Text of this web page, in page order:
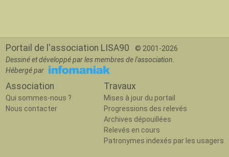
Portail de l'association LISA90
© 2001-2026
Dessiné et développé par les membres de l'association.
Hébergé par
Association
Qui sommes-nous ?
Nous contacter
Travaux
Mises à jour du portail
Progressions des relevés
Archives dépouillées
Relevés en cours
Patronymes indexés par les usagers